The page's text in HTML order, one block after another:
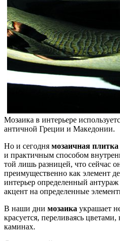
Мозаика в интерьере
античной Греции и Македонии.
Но и сегодня мозаичная плитка
и практичным способом
той лишь разницей, что сейчас
преимущественно как элемент
интерьер определенный
акцент на определенные
В наши дни мозаика украшает
красуется, переливаясь
каминах.